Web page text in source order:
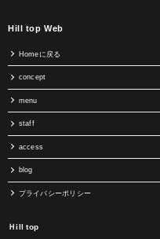
Hill top Web
Homeに戻る
concept
menu
staff
access
blog
プライバシーポリシー
Ｈill top